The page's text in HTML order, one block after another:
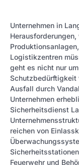
Unternehmen in
Logistikzentren
geht es nicht nur
Schutzbedürftigkeit
Ausfall durch
Unternehmen
Sicherheitsdienst
reichen von
Feuerwehr und